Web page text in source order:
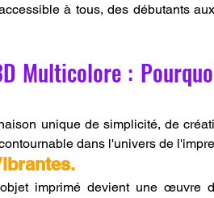
à tous, des débutants
Multicolore :
unique de simplicité, de
dans l'univers de
imprimé devient une œuvre